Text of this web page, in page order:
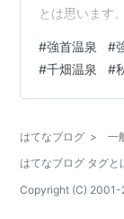
とは思います
滑走路視認出
ら2回ほど雲
スズメのよう
ばご覧くださ
字…
#強首温泉 #
#千畑温泉 #
はてなブログ > 一
はてなブログ タグと
Copyright (C) 2001-